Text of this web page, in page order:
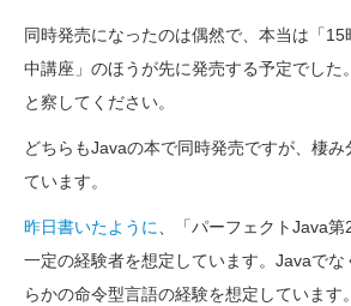
同時発売になったのは偶然で、本当は「
中講座」のほうが先に発売する予定でした
と察してください。
どちらもJavaの本で同時発売ですが、棲み
ています。
昨日書いたように
、「パーフェクトJava
一定の経験者を想定しています。Javaでな
らかの命令型言語の経験を想定しています